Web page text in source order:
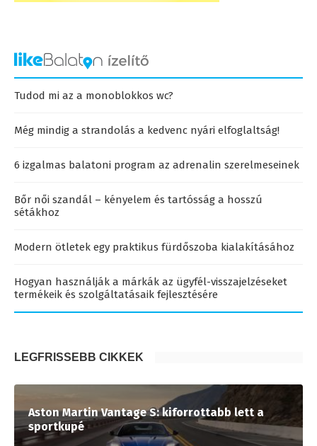
Tudod mi az a monoblokkos wc?
Még mindig a strandolás a kedvenc nyári elfoglaltság!
6 izgalmas balatoni program az adrenalin szerelmeseinek
Bőr női szandál – kényelem és tartósság a hosszú
sétákhoz
Modern ötletek egy praktikus fürdőszoba kialakításához
Hogyan használják a márkák az ügyfél-visszajelzéseket
termékeik és szolgáltatásaik fejlesztésére
LEGFRISSEBB CIKKEK
Aston Martin Vantage S: kiforrottabb lett a
sportkupé